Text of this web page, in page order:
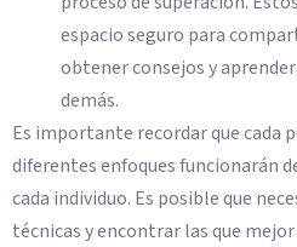
espacio seguro para
obtener consejos y
demás.
Es importante recordar que cada
diferentes enfoques funcionarán
cada individuo. Es posible que
técnicas y encontrar las que